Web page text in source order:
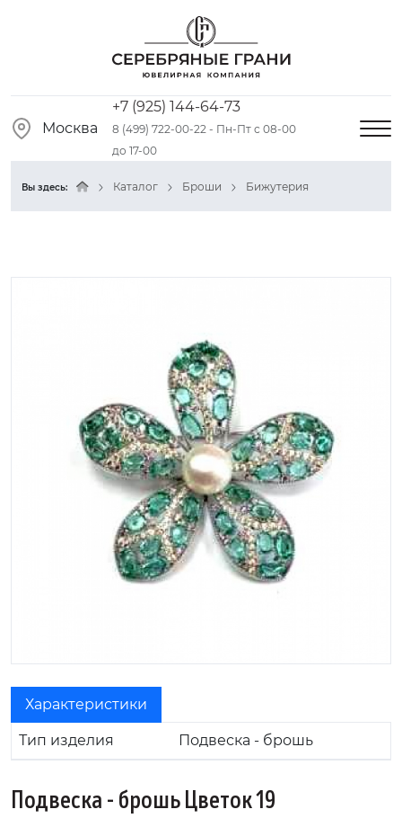
Москва
+7 (925) 144-64-73
8 (499) 722-00-22 - Пн-Пт с 08-00
до 17-00
Вы здесь: Каталог Броши Бижутерия
Характеристики
Тип изделия Подвеска - брошь
Подвеска - брошь Цветок 19